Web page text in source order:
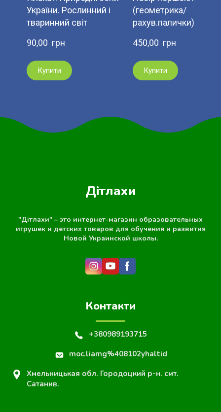
України. Рослинний і
тваринний світ
90,00  грн
Купити
(геометрика/
рахув.палички)
450,00  грн
Купити
Дітлахи
"Дітлахи" – это интернет-магазин образовательных
игрушек и детских товаров для обучения и развития
Новой Украинской школы.
Контакти
+380989193715
moc.liamg%408102yhaltid
Хмельницькая обл. Городоцкий р-н. смт.
Сатанив.